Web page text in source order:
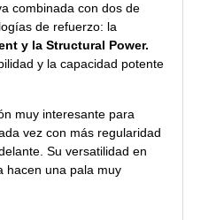
combinada con dos de
de refuerzo: la
y la Structural Power.
y la capacidad potente
muy interesante para
vez con más regularidad
Su versatilidad en
hacen una pala muy